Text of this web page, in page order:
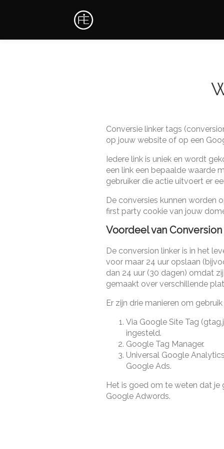
Conversie linker tags
op jouw website of op een
Iedere link is uniek en wordt
een link een bepaalde waarde
gebruiker die actie uitvoert er
De conversies kunnen worden
first party cookie van jouw
Voordeel van
De conversion linker is in het
voor maar 24 uur opslaan
dan 24 uur (30 dagen) omdat
gemaakt over verschillende
Er zijn drie manieren om
Via Google Site Tag
ingesteld.
Google Tag Manager.
Universal Google
Google Ads.
Het is goed om te weten dat je
Google Adwords.